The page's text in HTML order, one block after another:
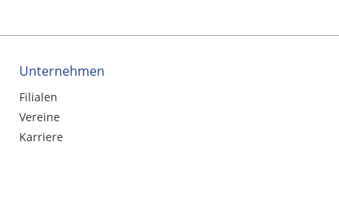
Unternehmen
Filialen
Vereine
Karriere